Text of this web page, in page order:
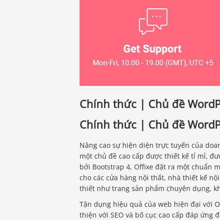
Chính thức | Chủ đề
Chính thức | Chủ đề
Nâng cao sự hiện diện trực tuyến của
một chủ đề cao cấp được thiết kế tỉ mỉ,
bởi Bootstrap 4, Offixe đặt ra một chuẩn
cho các cửa hàng nội thất, nhà thiết kế
thiết như trang sản phẩm chuyên dụng,
Tận dụng hiệu quả của web hiện đại với
thiện với SEO và bố cục cao cấp đáp ứng